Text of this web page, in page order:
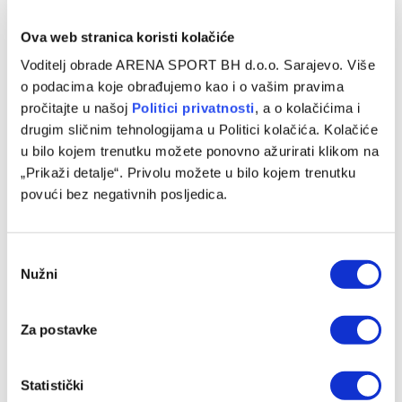
Ova web stranica koristi kolačiće
Voditelj obrade ARENA SPORT BH d.o.o. Sarajevo. Više
o podacima koje obrađujemo kao i o vašim pravima
pročitajte u našoj Politici privatnosti, a o kolačićima i
drugim sličnim tehnologijama u Politici kolačića. Kolačiće
u bilo kojem trenutku možete ponovno ažurirati klikom na
„Prikaži detalje“. Privolu možete u bilo kojem trenutku
povući bez negativnih posljedica.
Selection
Nužni
Za postavke
Statistički
Cristiano Ronaldo produžio saradnju s Al
Nassrom
26/06/2025
Cristiano Ronaldo nastavlja svoju saudijsku avanturu. Al
Nassr je danas službeno objavio da je portugalski
superstar potpisao novi ugovor s…